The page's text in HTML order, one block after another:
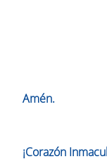
Amén.
¡Corazón